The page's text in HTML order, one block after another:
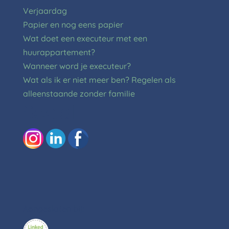
Verjaardag
Papier en nog eens papier
Wat doet een executeur met een
huurappartement?
Wanneer word je executeur?
Wat als ik er niet meer ben? Regelen als
alleenstaande zonder familie